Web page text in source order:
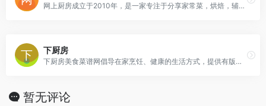
网上厨房成立于2010年，是一家专注于分享家常菜，烘焙，辅食，减肥餐，月子餐，宝宝餐等做法及知识的菜谱大全网站，聚集了近5000名优质的签约作者，拥有300多万
下厨房
下厨房美食菜谱网倡导在家烹饪、健康的生活方式，提供有版权的实用菜谱做法与饮食知识，提供厨师和美食爱好者一个记录、分享的平台。
暂无评论